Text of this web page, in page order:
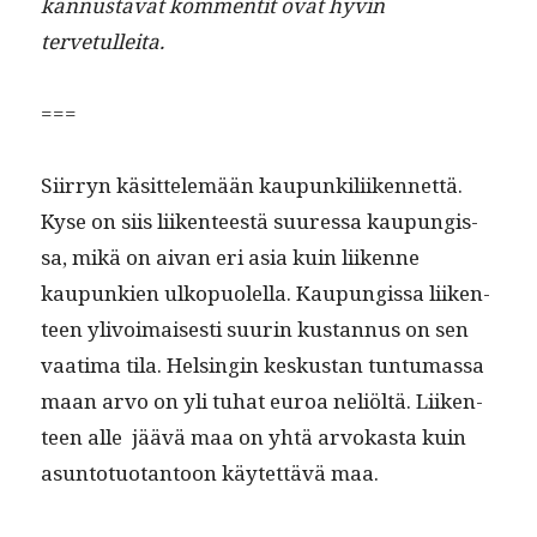
kan­nus­ta­vat kom­men­tit ovat hyvin
tervetulleita.
===
Siir­ryn käsit­telemään kaupunkili­iken­net­tä.
Kyse on siis liiken­teestä suures­sa kaupungis­
sa, mikä on aivan eri asia kuin liikenne
kaupunkien ulkop­uolel­la. Kaupungis­sa liiken­
teen ylivoimais­es­ti suurin kus­tan­nus on sen
vaa­ti­ma tila. Helsin­gin keskus­tan tun­tu­mas­sa
maan arvo on yli tuhat euroa neliöltä. Liiken­
teen alle jäävä maa on yhtä arvokas­ta kuin
asun­to­tuotan­toon käytet­tävä maa.